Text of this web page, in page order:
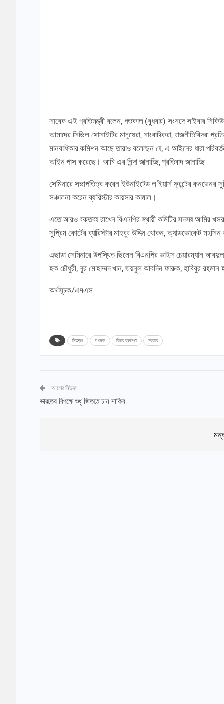
সাবেক এই প্রতিমন্ত্রী বলেন, গতকাল (বুধবার) সংসদে সাইবার
আমাদের সিভিল সোসাইটির মানুষেরা, সাংবাদিকরা,
মানবাধিকার কমিশন আছে তারাও বলেছেন যে, এ আইনের ধারা
আইন পাস করেছে। আমি এর নিন্দা জানাচ্ছি, প্রতিবাদ জানাচ্ছি।
সেমিনারে সভাপতিত্ব করেন ইউনাইটেড ল‘ইয়ার্স ফ্রন্টের
সঞ্চালনা করেন ব্যারিস্টার কায়সার কামাল।
এতে আরও বক্তব্য রাখেন বিএনপির স্থায়ী কমিটির সদস্য আমির খসরু
সুপ্রিম কোর্টের ব্যারিস্টার মাহবুব উদ্দিন খোকন, অ্যাডভোকেট
এছাড়া সেমিনারে উপস্থিত ছিলেন বিএনপির ভাইস চেয়ারম্যান
হক চৌধুরী, নূর মোহাম্মদ খান, জয়নুল আবদিন ফারুক, হাবিবুর
অর্থসূচক/এমএস
নিয়ন্ত্রণ ফখরুল বিচার ব্যবস্থা সরকার
আগের নিউজ
ভারতের বিপক্ষে শুধু জিততে চান সাকিব